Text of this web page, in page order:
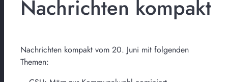
Nachrichten kompakt
Nachrichten kompakt vom 20. Juni mit folgenden
Themen: